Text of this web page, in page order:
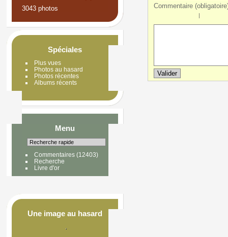
3043 photos
Spéciales
Plus vues
Photos au hasard
Photos récentes
Albums récents
Menu
Commentaires(12403)
Recherche
Livre d'or
Une image au hasard
Commentaire
|